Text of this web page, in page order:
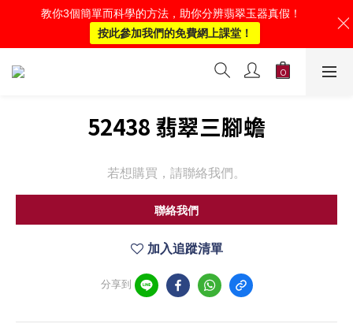
52438 翡翠三腳蟾
若想購買，請聯絡我們。
聯絡我們
加入追蹤清單
分享到
教你3個簡單而科學的方法，助你分辨翡翠玉器真假！
按此參加我們的免費網上課堂！